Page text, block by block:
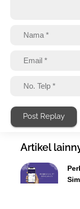
Post Replay
Artikel